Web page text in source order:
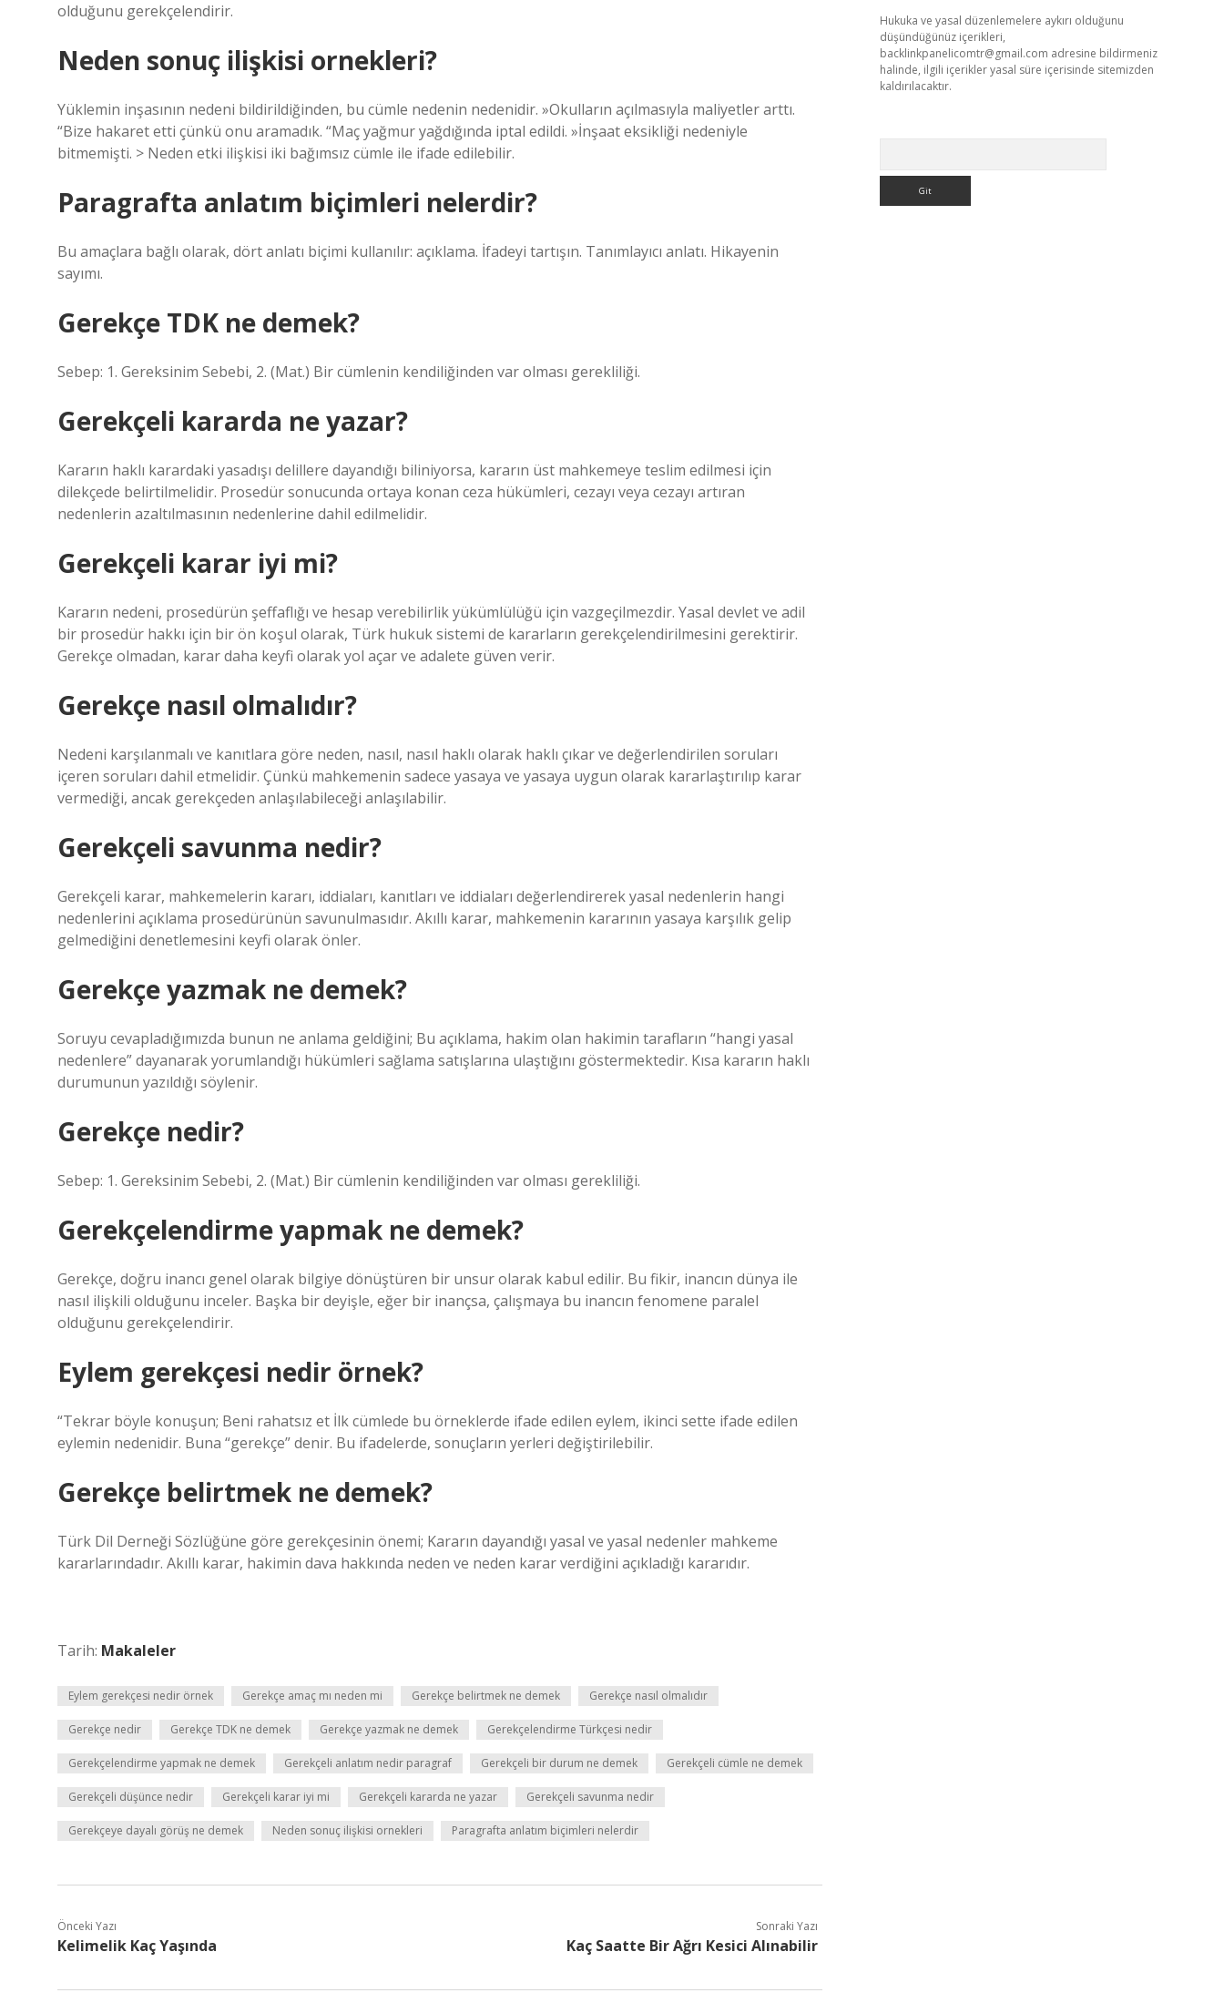
olduğunu gerekçelendirir.
Neden sonuç ilişkisi ornekleri?
Yüklemin inşasının nedeni bildirildiğinden, bu cümle nedenin nedenidir. »Okulların açılmasıyla maliyetler arttı.
“Bize hakaret etti çünkü onu aramadık. “Maç yağmur yağdığında iptal edildi. »İnşaat eksikliği nedeniyle
bitmemişti. > Neden etki ilişkisi iki bağımsız cümle ile ifade edilebilir.
Paragrafta anlatım biçimleri nelerdir?
Bu amaçlara bağlı olarak, dört anlatı biçimi kullanılır: açıklama. İfadeyi tartışın. Tanımlayıcı anlatı. Hikayenin
sayımı.
Gerekçe TDK ne demek?
Sebep: 1. Gereksinim Sebebi, 2. (Mat.) Bir cümlenin kendiliğinden var olması gerekliliği.
Gerekçeli kararda ne yazar?
Kararın haklı karardaki yasadışı delillere dayandığı biliniyorsa, kararın üst mahkemeye teslim edilmesi için
dilekçede belirtilmelidir. Prosedür sonucunda ortaya konan ceza hükümleri, cezayı veya cezayı artıran
nedenlerin azaltılmasının nedenlerine dahil edilmelidir.
Gerekçeli karar iyi mi?
Kararın nedeni, prosedürün şeffaflığı ve hesap verebilirlik yükümlülüğü için vazgeçilmezdir. Yasal devlet ve adil
bir prosedür hakkı için bir ön koşul olarak, Türk hukuk sistemi de kararların gerekçelendirilmesini gerektirir.
Gerekçe olmadan, karar daha keyfi olarak yol açar ve adalete güven verir.
Gerekçe nasıl olmalıdır?
Nedeni karşılanmalı ve kanıtlara göre neden, nasıl, nasıl haklı olarak haklı çıkar ve değerlendirilen soruları
içeren soruları dahil etmelidir. Çünkü mahkemenin sadece yasaya ve yasaya uygun olarak kararlaştırılıp karar
vermediği, ancak gerekçeden anlaşılabileceği anlaşılabilir.
Gerekçeli savunma nedir?
Gerekçeli karar, mahkemelerin kararı, iddiaları, kanıtları ve iddiaları değerlendirerek yasal nedenlerin hangi
nedenlerini açıklama prosedürünün savunulmasıdır. Akıllı karar, mahkemenin kararının yasaya karşılık gelip
gelmediğini denetlemesini keyfi olarak önler.
Gerekçe yazmak ne demek?
Soruyu cevapladığımızda bunun ne anlama geldiğini; Bu açıklama, hakim olan hakimin tarafların “hangi yasal
nedenlere” dayanarak yorumlandığı hükümleri sağlama satışlarına ulaştığını göstermektedir. Kısa kararın haklı
durumunun yazıldığı söylenir.
Gerekçe nedir?
Sebep: 1. Gereksinim Sebebi, 2. (Mat.) Bir cümlenin kendiliğinden var olması gerekliliği.
Gerekçelendirme yapmak ne demek?
Gerekçe, doğru inancı genel olarak bilgiye dönüştüren bir unsur olarak kabul edilir. Bu fikir, inancın dünya ile
nasıl ilişkili olduğunu inceler. Başka bir deyişle, eğer bir inançsa, çalışmaya bu inancın fenomene paralel
olduğunu gerekçelendirir.
Eylem gerekçesi nedir örnek?
“Tekrar böyle konuşun; Beni rahatsız et İlk cümlede bu örneklerde ifade edilen eylem, ikinci sette ifade edilen
eylemin nedenidir. Buna “gerekçe” denir. Bu ifadelerde, sonuçların yerleri değiştirilebilir.
Gerekçe belirtmek ne demek?
Türk Dil Derneği Sözlüğüne göre gerekçesinin önemi; Kararın dayandığı yasal ve yasal nedenler mahkeme
kararlarındadır. Akıllı karar, hakimin dava hakkında neden ve neden karar verdiğini açıkladığı kararıdır.
Tarih: Makaleler
Eylem gerekçesi nedir örnek Gerekçe amaç mı neden mi Gerekçe belirtmek ne demek Gerekçe nasıl olmalıdır
Gerekçe nedir Gerekçe TDK ne demek Gerekçe yazmak ne demek Gerekçelendirme Türkçesi nedir
Gerekçelendirme yapmak ne demek Gerekçeli anlatım nedir paragraf Gerekçeli bir durum ne demek Gerekçeli cümle ne demek
Gerekçeli düşünce nedir Gerekçeli karar iyi mi Gerekçeli kararda ne yazar Gerekçeli savunma nedir
Gerekçeye dayalı görüş ne demek Neden sonuç ilişkisi ornekleri Paragrafta anlatım biçimleri nelerdir
Önceki Yazı
Kelimelik Kaç Yaşında
Sonraki Yazı
Kaç Saatte Bir Ağrı Kesici Alınabilir
Hukuka ve yasal düzenlemelere aykırı olduğunu
düşündüğünüz içerikleri,
backlinkpanelicomtr@gmail.com adresine bildirmeniz
halinde, ilgili içerikler yasal süre içerisinde sitemizden
kaldırılacaktır.